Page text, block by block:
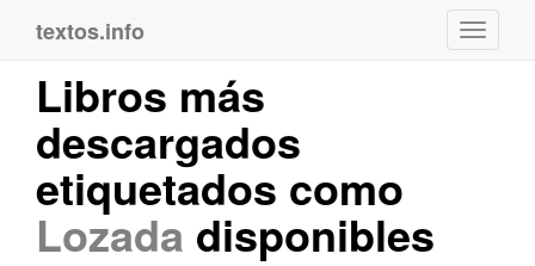
textos.info
Libros más
descargados
etiquetados como
Lozada disponibles